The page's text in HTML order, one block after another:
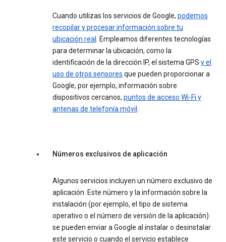
Cuando utilizas los servicios de Google, podemos
recopilar y procesar información sobre tu
ubicación real. Empleamos diferentes tecnologías
para determinar la ubicación, como la
identificación de la dirección IP, el sistema GPS y el
uso de otros sensores que pueden proporcionar a
Google, por ejemplo, información sobre
dispositivos cercanos, puntos de acceso Wi-Fi y
antenas de telefonía móvil .
Números exclusivos de aplicación
Algunos servicios incluyen un número exclusivo de
aplicación. Este número y la información sobre la
instalación (por ejemplo, el tipo de sistema
operativo o el número de versión de la aplicación)
se pueden enviar a Google al instalar o desinstalar
este servicio o cuando el servicio establece